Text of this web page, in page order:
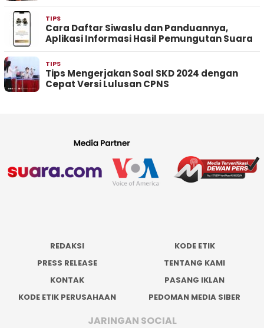
TIPS
Cara Daftar Siwaslu dan Panduannya,
Aplikasi Informasi Hasil Pemungutan Suara
TIPS
Tips Mengerjakan Soal SKD 2024 dengan
Cepat Versi Lulusan CPNS
REDAKSI
KODE ETIK
PRESS RELEASE
TENTANG KAMI
KONTAK
PASANG IKLAN
KODE ETIK PERUSAHAAN
PEDOMAN MEDIA SIBER
JARINGAN SOCIAL